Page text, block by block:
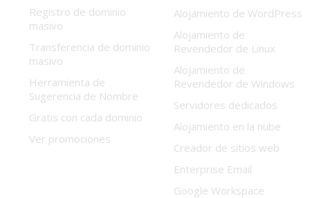
Registro de dominio
masivo
Transferencia de dominio
masivo
Herramienta de
Sugerencia de Nombre
Gratis con cada dominio
Ver promociones
Alojamiento de WordPress
Alojamiento de
Revendedor de Linux
Alojamiento de
Revendedor de Windows
Servidores dedicados
Alojamiento en la nube
Creador de sitios web
Enterprise Email
Google Workspace